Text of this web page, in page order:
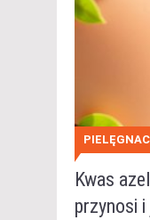
Kwas
przynosi